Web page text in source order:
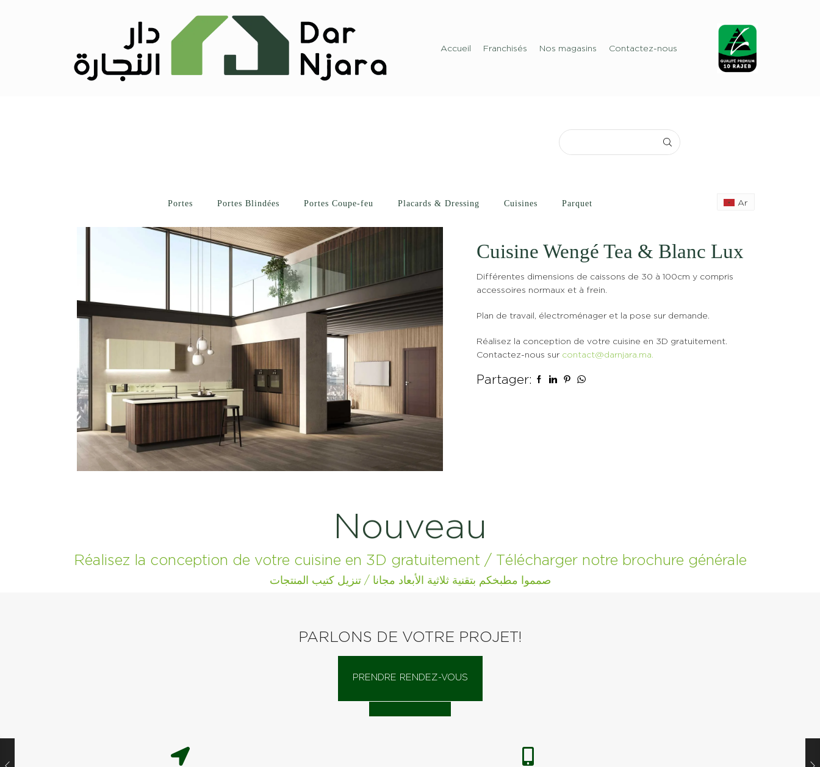
Accueil Franchisés Nos magasins Contactez-nous
Portes Portes Blindées Portes Coupe-feu Placards & Dressing Cuisines Parquet Ar
Cuisine Wengé Tea & Blanc Lux
Différentes dimensions de caissons de 30 à 100cm y compris
accessoires normaux et à frein.
Plan de travail, électroménager et la pose sur demande.
Réalisez la conception de votre cuisine en 3D gratuitement.
Contactez-nous sur contact@darnjara.ma.
Partager:
Nouveau
Réalisez la conception de votre cuisine en 3D gratuitement / Télécharger notre brochure générale
صمموا مطبخكم بتقنية ثلاثية الأبعاد مجانا / تنزيل كتيب المنتجات
PARLONS DE VOTRE PROJET!
PRENDRE RENDEZ-VOUS